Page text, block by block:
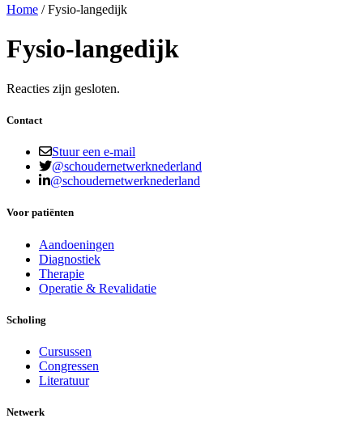
Home /Fysio-langedijk
Fysio-langedijk
Reacties zijn gesloten.
Contact
Stuur een e-mail
@schoudernetwerknederland
@schoudernetwerknederland
Voor patiënten
Aandoeningen
Diagnostiek
Therapie
Operatie & Revalidatie
Scholing
Cursussen
Congressen
Literatuur
Netwerk